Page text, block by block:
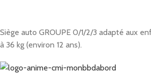
Siège auto GROUPE 0/1/2/3 adapté aux
à 36 kg (environ 12 ans).